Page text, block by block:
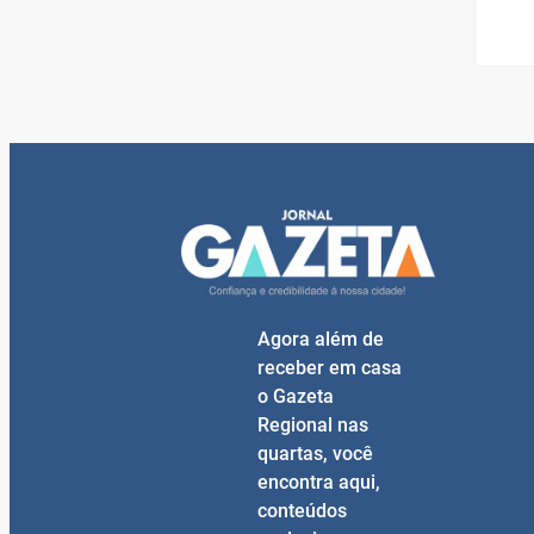
Agora além de
receber em casa
o Gazeta
Regional nas
quartas, você
encontra aqui,
conteúdos